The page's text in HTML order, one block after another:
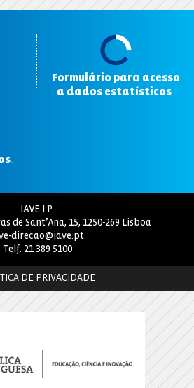
Formulário para acesso
a dados estatísticos
.
IAVE I.P.
de Sant’Ana, 15, 1250-269 Lisboa
direcao@iave.pt
Telf. 21 389 5100
DE PRIVACIDADE